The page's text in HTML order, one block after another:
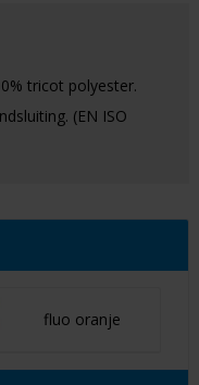
tricot polyester.
(EN ISO
fluo oranje